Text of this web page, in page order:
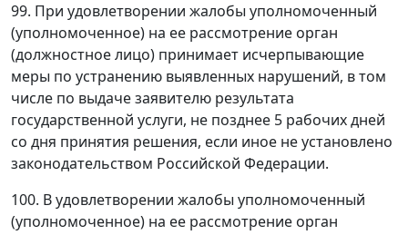
99. При удовлетворении жалобы уполномоченный
(уполномоченное) на ее рассмотрение орган
(должностное лицо) принимает исчерпывающие
меры по устранению выявленных нарушений, в том
числе по выдаче заявителю результата
государственной услуги, не позднее 5 рабочих дней
со дня принятия решения, если иное не установлено
законодательством Российской Федерации.
100. В удовлетворении жалобы уполномоченный
(уполномоченное) на ее рассмотрение орган